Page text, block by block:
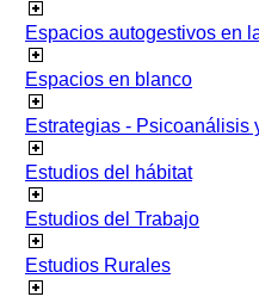
Espacios autogestivos en
Espacios en blanco
Estrategias - Psicoanálisis
Estudios del hábitat
Estudios del Trabajo
Estudios Rurales